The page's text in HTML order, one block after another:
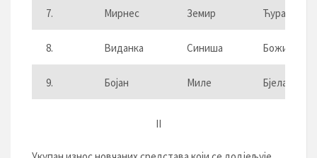
7. Мирнес Земир Ћуран
8. Виданка Синиша Божић
9. Бојан Миле Бјелановић
II